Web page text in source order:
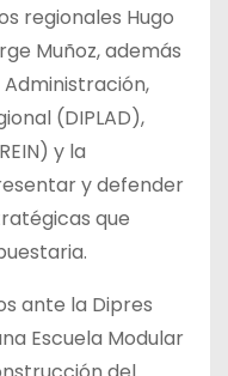
regionales Hugo
Muñoz, además
Administración,
(DIPLAD),
y la
y defender
que
ante la Dipres
Escuela Modular